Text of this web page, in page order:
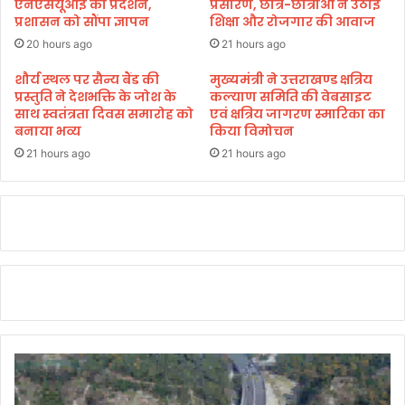
हॉ
स्पि
ल
सी
ल
म्स
में
रा
ली
आ
प
दा
का
हा
ल
ना
एनएसयूआई का प्रदर्शन,
प्रशासन को सौंपा ज्ञापन
20 hours ago
प्रसारण, छात्र-छात्राओं ने उठाई
शिक्षा और रोजगार की आवाज
21 hours ago
शौर्य स्थल पर सैन्य बैंड की
प्रस्तुति ने देशभक्ति के जोश के
साथ स्वतंत्रता दिवस समारोह को
बनाया भव्य
21 hours ago
मुख्यमंत्री ने उत्तराखण्ड क्षत्रिय
कल्याण समिति की वेबसाइट
एवं क्षत्रिय जागरण स्मारिका का
किया विमोचन
21 hours ago